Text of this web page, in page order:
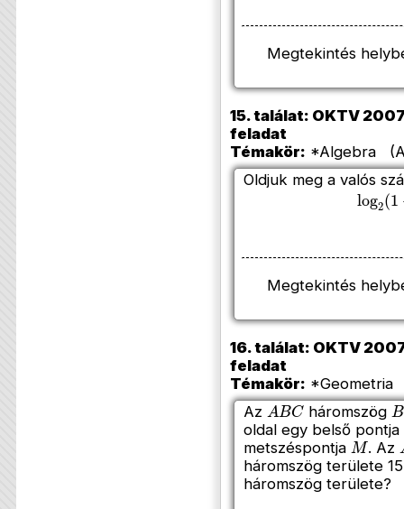
Megtekintés
15. találat: OKTV
feladat
Témakör: *Algebra
Oldjuk meg a valós
log2(1
Megtekintés
16. találat: OKTV
feladat
Témakör: *Geometria
Az ABCháromszög B
oldal egy belső pontja
metszéspontja M. Az
háromszög területe
háromszög területe?